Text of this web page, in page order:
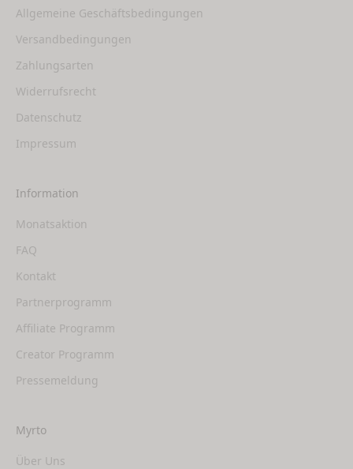
Allgemeine Geschäftsbedingungen
Versandbedingungen
Zahlungsarten
Widerrufsrecht
Datenschutz
Impressum
Information
Monatsaktion
FAQ
Kontakt
Partnerprogramm
Affiliate Programm
Creator Programm
Pressemeldung
Myrto
Über Uns